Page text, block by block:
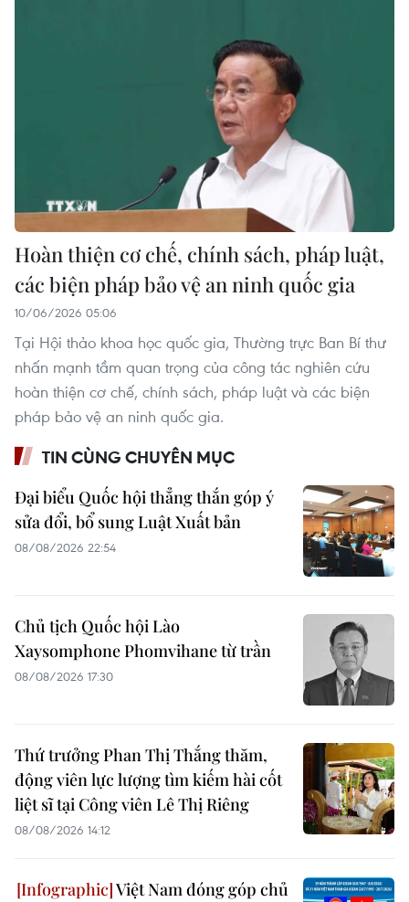
Hoàn thiện cơ chế, chính sách, pháp luật,
các biện pháp bảo vệ an ninh quốc gia
10/06/2026 05:06
Tại Hội thảo khoa học quốc gia, Thường trực Ban Bí thư
nhấn mạnh tầm quan trọng của công tác nghiên cứu
hoàn thiện cơ chế, chính sách, pháp luật và các biện
pháp bảo vệ an ninh quốc gia.
TIN CÙNG CHUYÊN MỤC
Đại biểu Quốc hội thẳng thắn góp ý
sửa đổi, bổ sung Luật Xuất bản
08/08/2026 22:54
Chủ tịch Quốc hội Lào
Xaysomphone Phomvihane từ trần
08/08/2026 17:30
Thứ trưởng Phan Thị Thắng thăm,
động viên lực lượng tìm kiếm hài cốt
liệt sĩ tại Công viên Lê Thị Riêng
08/08/2026 14:12
Việt Nam đóng góp chủ